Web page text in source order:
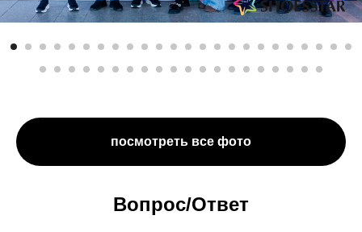
посмотреть все фото
Вопрос/Ответ